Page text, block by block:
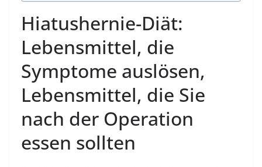
Hiatushernie-Diät:
Lebensmittel, die
Symptome auslösen,
Lebensmittel, die Sie
nach der Operation
essen sollten